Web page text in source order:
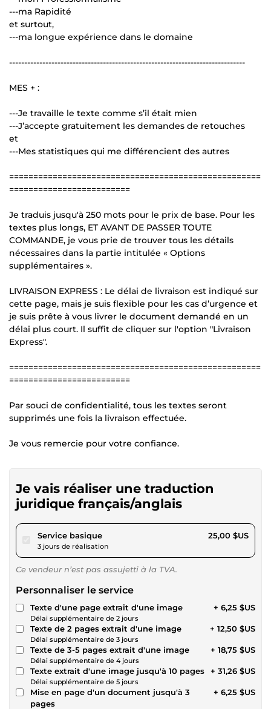
---ma Rapidité
et surtout,
---ma longue expérience dans le domaine
------------------------------------------------------------------------------
MES + :
---Je travaille le texte comme s’il était mien
---J’accepte gratuitement les demandes de retouches
et
---Mes statistiques qui me différencient des autres
====================================================
=========================
Je traduis jusqu'à 250 mots pour le prix de base. Pour les
textes plus longs, ET AVANT DE PASSER TOUTE
COMMANDE, je vous prie de trouver tous les détails
nécessaires dans la partie intitulée « Options
supplémentaires ».
LIVRAISON EXPRESS : Le délai de livraison est indiqué sur
cette page, mais je suis flexible pour les cas d’urgence et
je suis prête à vous livrer le document demandé en un
délai plus court. Il suffit de cliquer sur l'option "Livraison
Express".
====================================================
=========================
Par souci de confidentialité, tous les textes seront
supprimés une fois la livraison effectuée.
Je vous remercie pour votre confiance.
Je vais réaliser une traduction
juridique français/anglais
Service basiquepour 23,04 $US
3 jours de réalisation
25,00 $US
Ce vendeur n’est pas assujetti à la TVA.
Personnaliser le service
Texte d'une page extrait d'une image
Délai supplémentaire de 2 jours
+ 6,25 $US
Texte de 2 pages extrait d'une image
Délai supplémentaire de 3 jours
+ 12,50 $US
Texte de 3-5 pages extrait d'une image
Délai supplémentaire de 4 jours
+ 18,75 $US
Texte extrait d'une image jusqu'à 10 pages
Délai supplémentaire de 5 jours
+ 31,26 $US
Mise en page d'un document jusqu'à 3
pages
+ 6,25 $US